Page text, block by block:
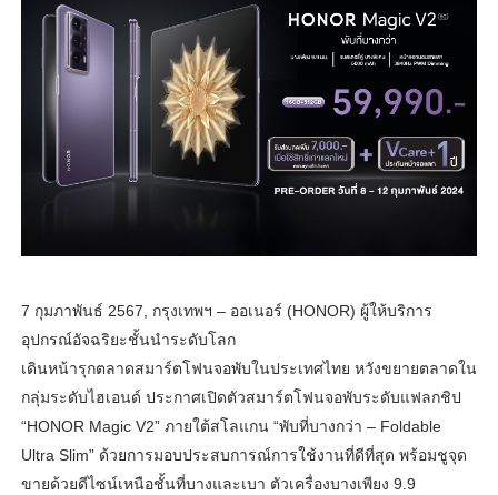
7 กุมภาพันธ์ 2567, กรุงเทพฯ – ออเนอร์ (HONOR) ผู้ให้บริการ
อุปกรณ์อัจฉริยะชั้นนำระดับโลก
เดินหน้ารุกตลาดสมาร์ตโฟนจอพับในประเทศไทย หวังขยายตลาดใน
กลุ่มระดับไฮเอนด์ ประกาศเปิดตัวสมาร์ตโฟนจอพับระดับแฟลกชิป
“HONOR Magic V2” ภายใต้สโลแกน “พับที่บางกว่า – Foldable
Ultra Slim” ด้วยการมอบประสบการณ์การใช้งานที่ดีที่สุด พร้อมชูจุด
ขายด้วยดีไซน์เหนือชั้นที่บางและเบา ตัวเครื่องบางเพียง 9.9